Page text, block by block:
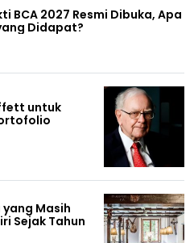
BCA 2027 Resmi Dibuka, Apa
Didapat?
untuk
Masih
Sejak Tahun